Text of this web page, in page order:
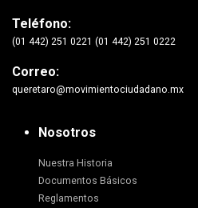
Teléfono:
(01 442) 251 0221 (01 442) 251 0222
Correo:
queretaro@movimientociudadano.mx
Nosotros
Nuestra Historia
Documentos Básicos
Reglamentos